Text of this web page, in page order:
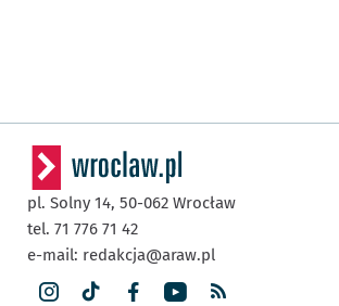
pl. Solny 14, 50-062 Wrocław
tel. 71 776 71 42
e-mail: redakcja@araw.pl